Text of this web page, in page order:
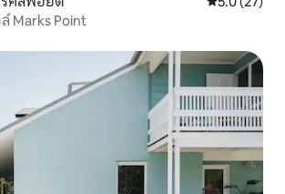
Marks Point